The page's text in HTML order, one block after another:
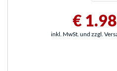
€
inkl. MwSt. und zzgl.